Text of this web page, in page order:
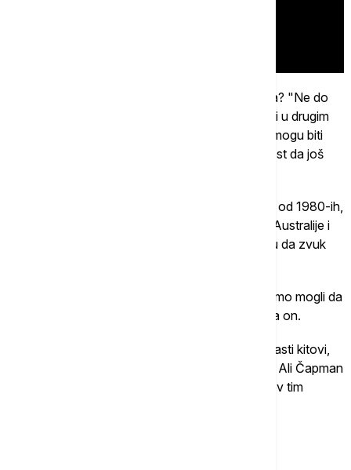
Da li je to okriće donelo odgovore na sva pitanja? "Ne do
krajnosti", kaže Čapman. Slični zvukovi snimljeni u drugim
okeanima oko Australije i Novog Zelanda, a ne mogu biti
povezani s tom vrstom kitova. Postoji mogućnost da još
Čapman proučava zvučni pejzaž južnih okeana od 1980-ih,
kada su snimci otkrili se ti zbuci mogu čuti i kod Australije i
Novog Zelanda. On i njegove kolege zaključili su da zvuk
"Zvuk se toliko puta ponavljao da u početku nismo mogli da
poverujemo da je biološkog porekla", objašnjava on.
Čak i ako zvuk uvek proizvode antarktički patuljasti kitovi,
to je i dalje misterija. Ne znamo svrhu tih poziva. Ali Čapman
je prilično siguran da su snimci koje su on i njegov tim